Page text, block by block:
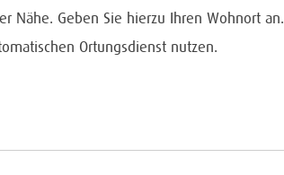
Nähe. Geben Sie hierzu Ihren Wohnort an.
Ortungsdienst nutzen.